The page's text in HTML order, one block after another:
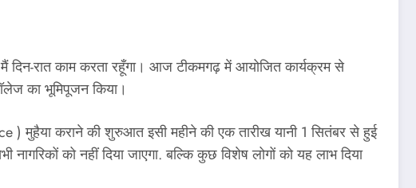
दिन-रात काम करता रहूँगा। आज टीकमगढ़ में आयोजित कार्यक्रम से
का भूमिपूजन किया।
मुहैया कराने की शुरुआत इसी महीने की एक तारीख यानी 1 सितंबर से हुई
को नहीं दिया जाएगा. बल्कि कुछ विशेष लोगों को यह लाभ दिया